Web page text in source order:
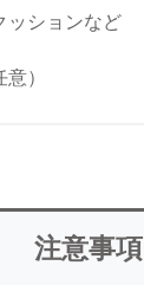
ッションなど
）
注意事項